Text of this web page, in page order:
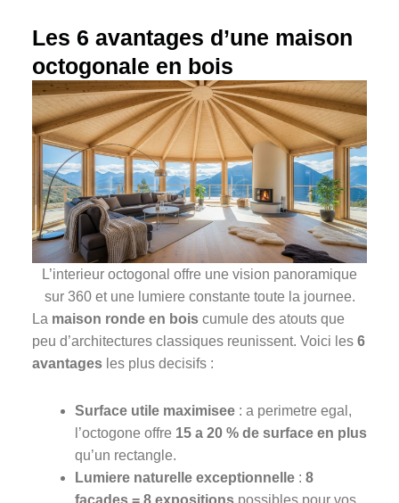
Les 6 avantages d’une maison
octogonale en bois
L’interieur octogonal offre une vision panoramique
sur 360 et une lumiere constante toute la journee.
La maison ronde en bois cumule des atouts que
peu d’architectures classiques reunissent. Voici les 6
avantages les plus decisifs :
Surface utile maximisee : a perimetre egal,
l’octogone offre 15 a 20 % de surface en plus
qu’un rectangle.
Lumiere naturelle exceptionnelle : 8